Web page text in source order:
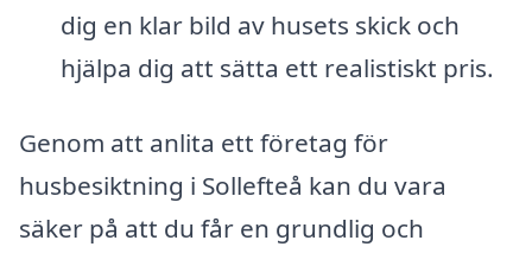
dig en klar bild av husets skick och
hjälpa dig att sätta ett realistiskt pris.
Genom att anlita ett företag för
husbesiktning i Sollefteå kan du vara
säker på att du får en grundlig och